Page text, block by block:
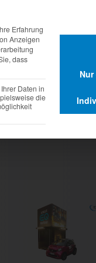
und
Erfahrung
Anzeigen
dass
Daten in
die